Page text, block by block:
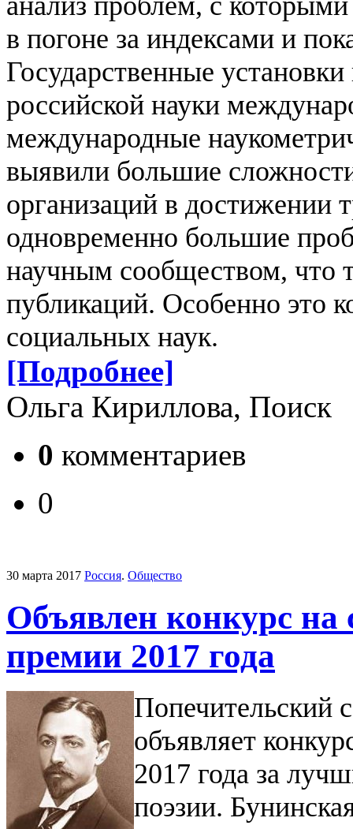
в погоне за индексами и
Государственные установки
российской науки
международные
выявили большие
организаций в достижении
одновременно большие
научным сообществом, что
публикаций. Особенно это
социальных наук.
[Подробнее]
Ольга Кириллова, Поиск
0 комментариев
0
30 марта 2017 Россия. Общество
Объявлен конкурс на
премии 2017 года
Попечительский
объявляет
2017 года за
поэзии.